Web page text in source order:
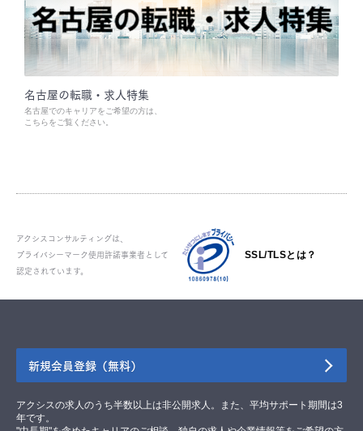
名古屋の転職・求人特集
名古屋でのキャリアをご希望の方は、
こちらをご覧ください。
アクシスコンサルティングは、
プライバシーマーク使用許諾事業者として
認定されています。
SSL/TLSとは？
新規会員登録（無料）
アクシスの求人のうち半数以上は非公開求人。また、平均サポート期間は3
年です。